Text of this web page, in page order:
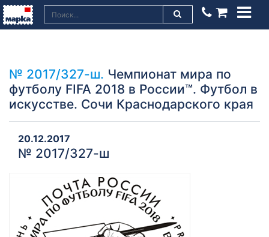
№ 2017/327-ш. Чемпионат мира по
футболу FIFA 2018 в России™. Футбол в
искусстве. Сочи Краснодарского края
20.12.2017
№ 2017/327-ш